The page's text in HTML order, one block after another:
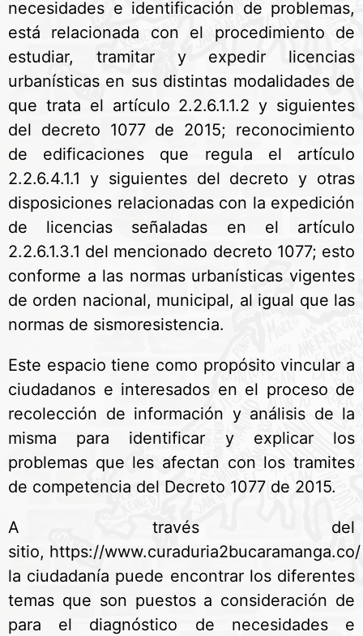
necesidades e identificación de problemas,
está relacionada con el procedimiento de
estudiar, tramitar y expedir licencias
urbanísticas en sus distintas modalidades de
que trata el artículo 2.2.6.1.1.2 y siguientes
del decreto 1077 de 2015; reconocimiento
de edificaciones que regula el artículo
2.2.6.4.1.1 y siguientes del decreto y otras
disposiciones relacionadas con la expedición
de licencias señaladas en el artículo
2.2.6.1.3.1 del mencionado decreto 1077; esto
conforme a las normas urbanísticas vigentes
de orden nacional, municipal, al igual que las
normas de sismoresistencia.
Este espacio tiene como propósito vincular a
ciudadanos e interesados en el proceso de
recolección de información y análisis de la
misma para identificar y explicar los
problemas que les afectan con los tramites
de competencia del Decreto 1077 de 2015.
A través del
sitio, https://www.curaduria2bucaramanga.co/
la ciudadanía puede encontrar los diferentes
temas que son puestos a consideración de
para el diagnóstico de necesidades e